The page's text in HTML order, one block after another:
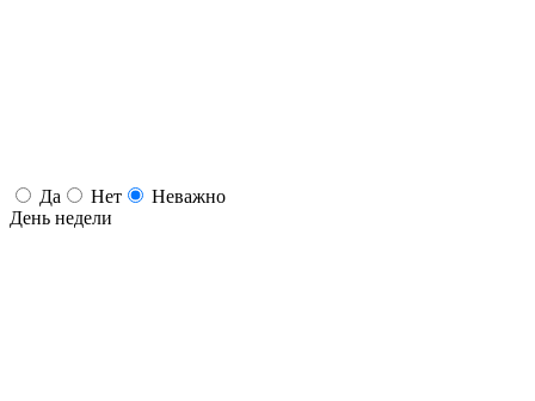
Да Нет
Неважно
День недели